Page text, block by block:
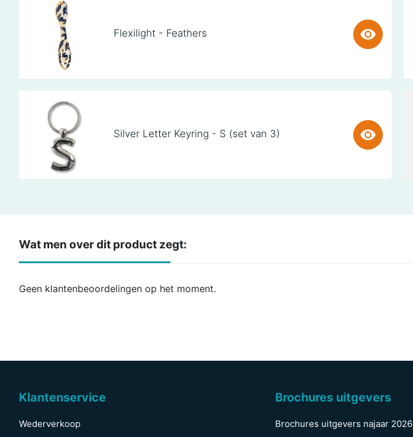
Flexilight - Feathers
Silver Letter Keyring - S (set van 3)
Wat men over dit product zegt:
Geen klantenbeoordelingen op het moment.
Klantenservice
Wederverkoop
Brochures uitgevers
Brochures uitgevers najaar 2026